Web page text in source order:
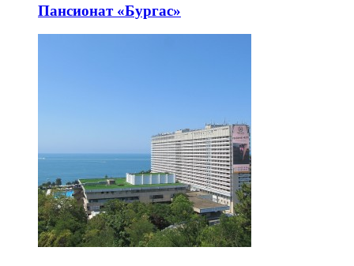
Пансионат «Бургас»